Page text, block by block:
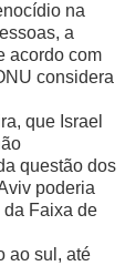
na
a
acordo com
considera
que Israel
questão dos
poderia
da Faixa de
ao sul, até